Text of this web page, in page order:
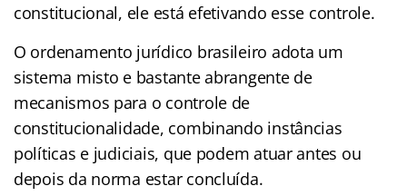
constitucional, ele está efetivando esse controle.
O ordenamento jurídico brasileiro adota um
sistema misto e bastante abrangente de
mecanismos para o controle de
constitucionalidade, combinando instâncias
políticas e judiciais, que podem atuar antes ou
depois da norma estar concluída.